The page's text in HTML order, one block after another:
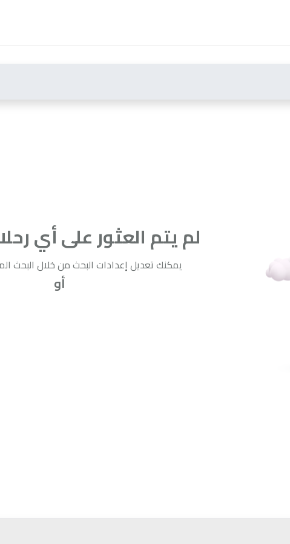
لم يتم العثور على أي
يمكنك تعديل إعدادات البحث من خلال البحث
أو